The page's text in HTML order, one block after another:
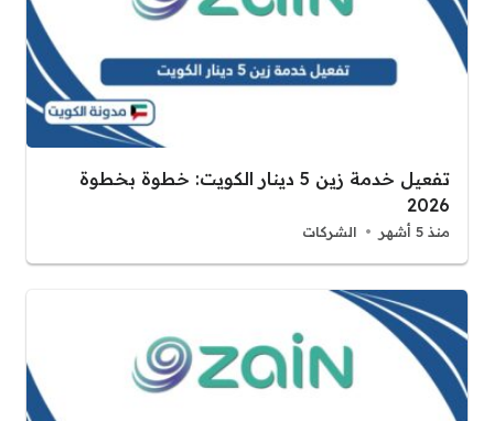
تفعيل خدمة زين 5 دينار الكويت: خطوة بخطوة
2026
منذ 5 أشهر الشركات